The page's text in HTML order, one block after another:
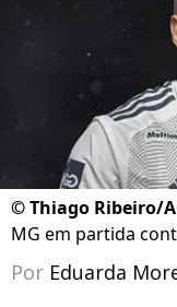
©Thiago Ribeiro/
MG em partida
Por Eduarda